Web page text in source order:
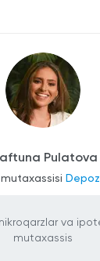
Pulatova
mutaxassisi
va
mutaxassis